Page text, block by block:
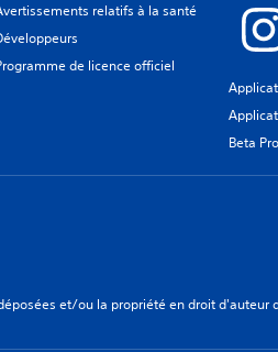
relatifs à la santé
de licence officiel
Beta
et/ou la propriété en droit d'auteur